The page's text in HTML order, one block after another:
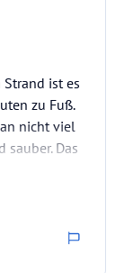
vergessen. Für
an
von KI. Alle
die
ist es
zu Fuß.
nicht viel
sauber. Das
hat es
besser
war es